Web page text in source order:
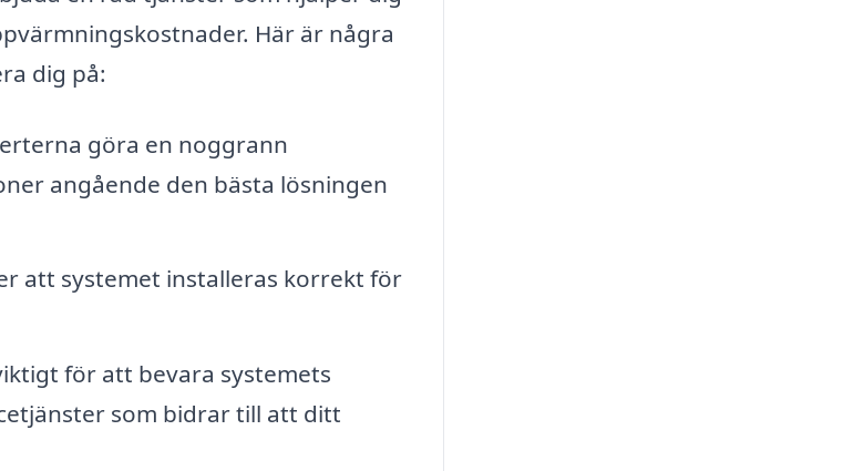
Här är några
dig på:
göra en noggrann
angående den bästa lösningen
att systemet installeras korrekt för
för att bevara systemets
som bidrar till att ditt